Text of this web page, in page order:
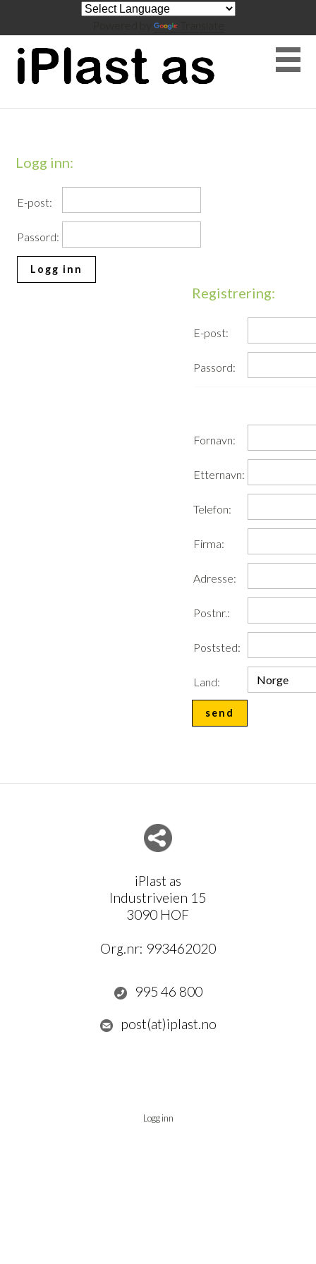
Logg inn:
E-post:
Passord:
Registrering:
E-post:
Passord:
Fornavn:
Etternavn:
Telefon:
Firma:
Adresse:
Postnr.:
Poststed:
Land:
iPlast as
Industriveien 15
3090 HOF
Org.nr: 993462020
995 46 800
post(at)iplast.no
Logg inn